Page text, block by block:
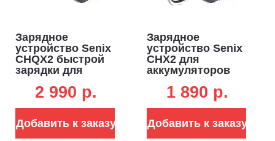
Зарядное
устройство Senix
CHQX2 быстрой
зарядки для
18В (4А)
2 990 p.
Добавить к заказу
Зарядное
устройство Senix
CHX2 для
аккумуляторов
1 890 p.
Добавить к заказу